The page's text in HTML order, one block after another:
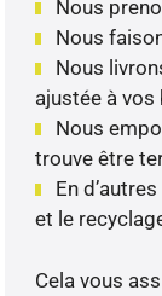
Nous
Nous
Nous
ajustée à vos
Nous
trouve être
En
et le
Cela vous